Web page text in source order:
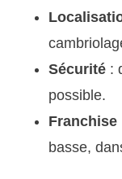
Sécurité :
possible.
Franchise
basse,